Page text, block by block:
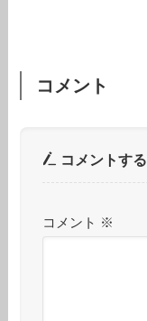
コメント
コメントする
コメント ※